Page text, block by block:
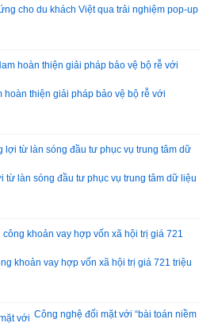
cho du khách Việt qua trải nghiệm pop-up
hoàn thiện giải pháp bảo vệ bộ rễ với
từ làn sóng đầu tư phục vụ trung tâm dữ liệu
khoản vay hợp vốn xã hội trị giá 721 triệu
Công nghệ đối mặt với “bài toán niềm